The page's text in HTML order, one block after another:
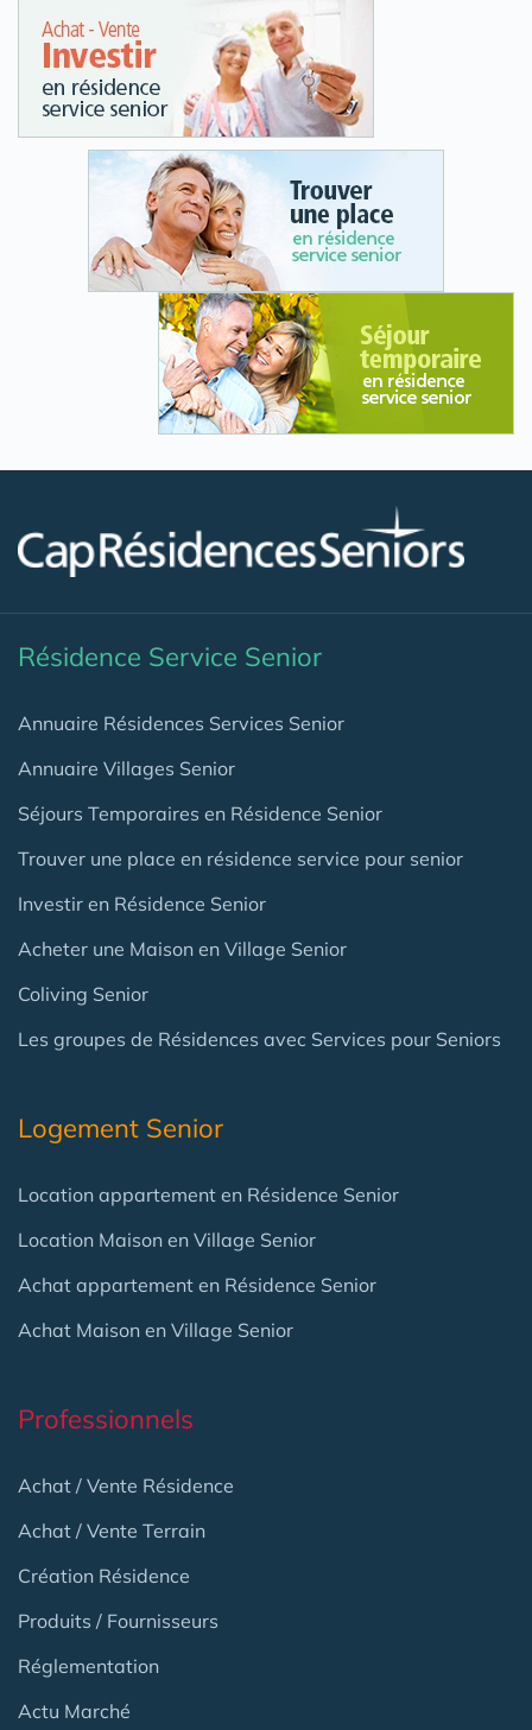
Résidence Service Senior
Annuaire Résidences Services Senior
Annuaire Villages Senior
Séjours Temporaires en Résidence Senior
Trouver une place en résidence service pour senior
Investir en Résidence Senior
Acheter une Maison en Village Senior
Coliving Senior
Les groupes de Résidences avec Services pour Seniors
Logement Senior
Location appartement en Résidence Senior
Location Maison en Village Senior
Achat appartement en Résidence Senior
Achat Maison en Village Senior
Professionnels
Achat / Vente Résidence
Achat / Vente Terrain
Création Résidence
Produits / Fournisseurs
Réglementation
Actu Marché